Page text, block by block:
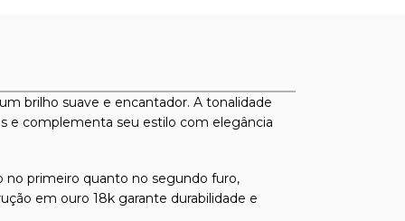
brilho suave e encantador. A tonalidade
e complementa seu estilo com elegância
no primeiro quanto no segundo furo,
em ouro 18k garante durabilidade e